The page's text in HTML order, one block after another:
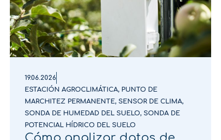
19.06.2026
ESTACIÓN AGROCLIMÁTICA, PUNTO DE
MARCHITEZ PERMANENTE, SENSOR DE CLIMA,
SONDA DE HUMEDAD DEL SUELO, SONDA DE
POTENCIAL HÍDRICO DEL SUELO